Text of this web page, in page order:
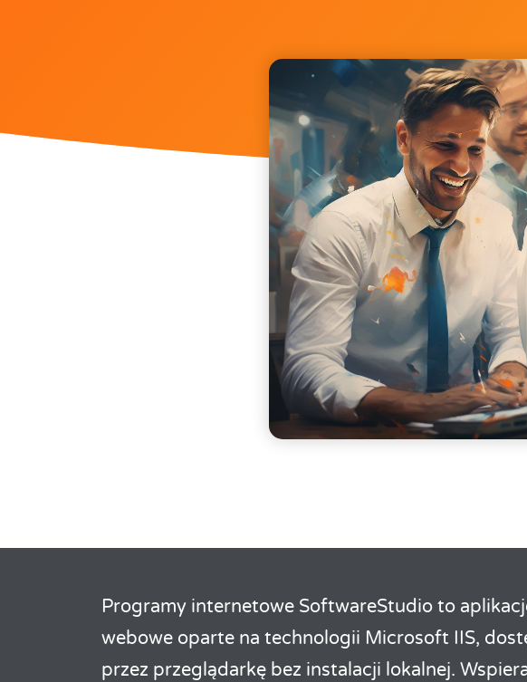
Programy internetowe SoftwareStudio to
webowe oparte na technologii Microsoft IIS,
przez przeglądarkę bez instalacji lokalnej.